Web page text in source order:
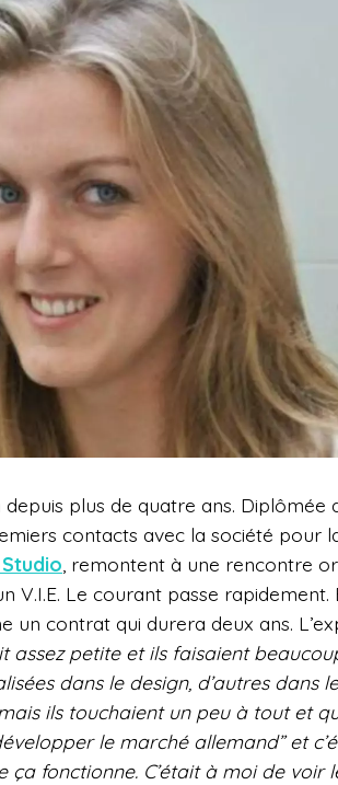
plus de quatre ans. Diplômée
contacts avec la société pour
, remontent à une rencontre
V.I.E. Le courant passe rapidement.
un contrat qui durera deux ans.
assez petite et ils faisaient
dans le design, d’autres dans
ils touchaient un peu à tout et
le marché allemand” et
fonctionne. C’était à moi de voir